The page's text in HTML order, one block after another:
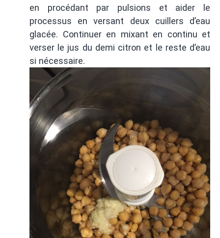
en procédant par pulsions et aider le
processus en versant deux cuillers d’eau
glacée. Continuer en mixant en continu et
verser le jus du demi citron et le reste d’eau
si nécessaire.